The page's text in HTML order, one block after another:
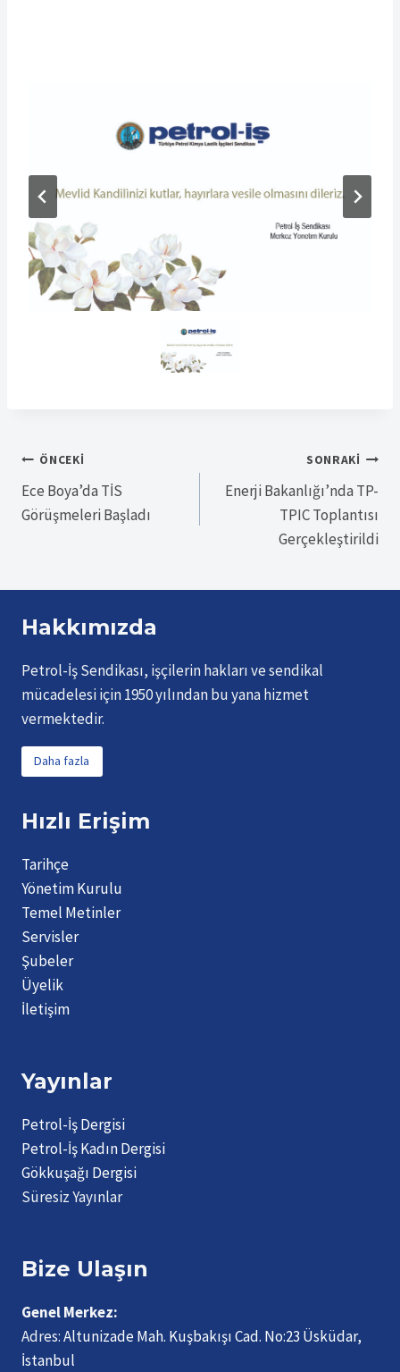
Yazı
gezinmesi
ÖNCEKI
Ece Boya’da TİS
Görüşmeleri Başladı
SONRAKI
Enerji Bakanlığı’nda TP-
TPIC Toplantısı
Gerçekleştirildi
Hakkımızda
Petrol-İş Sendikası, işçilerin hakları ve sendikal
mücadelesi için 1950 yılından bu yana hizmet
vermektedir.
Daha fazla
Hızlı Erişim
Tarihçe
Yönetim Kurulu
Temel Metinler
Servisler
Şubeler
Üyelik
İletişim
Yayınlar
Petrol-İş Dergisi
Petrol-İş Kadın Dergisi
Gökkuşağı Dergisi
Süresiz Yayınlar
Bize Ulaşın
Genel Merkez:
Adres:Altunizade Mah. Kuşbakışı Cad. No:23 Üsküdar,
İstanbul